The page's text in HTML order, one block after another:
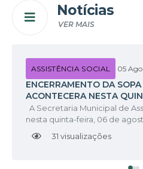
Notícias
VER MAIS
ENCERRAMENTO DA
ACONTECERA NESTA
NICOLAU
05
ASSISTÊNCIA SOCIAL
31 visualizações
A Secretaria Municipal de
nesta quinta-feira, 06 de
projeto desenvolvido com o